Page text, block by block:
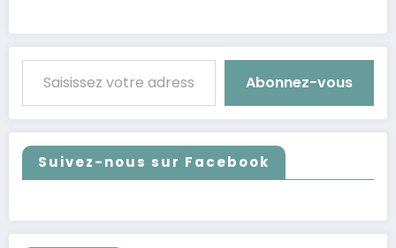
Saisissez votre adresse e-mail…
Abonnez-vous
Suivez-nous sur Facebook